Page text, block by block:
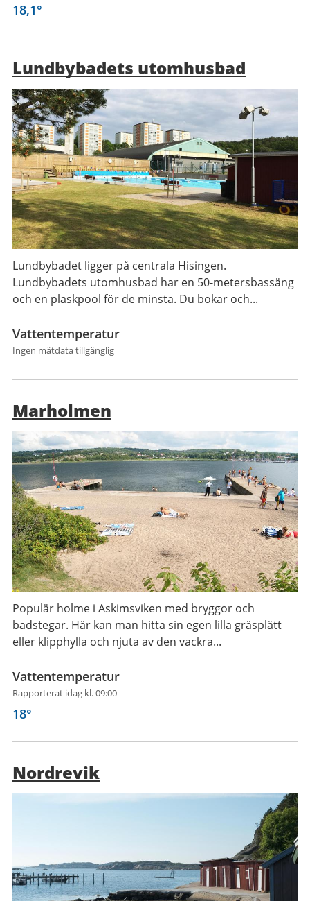
18,1°
Lundbybadets utomhusbad
Lundbybadet ligger på centrala Hisingen.
Lundbybadets utomhusbad har en 50-metersbassäng
och en plaskpool för de minsta. Du bokar och...
Vattentemperatur
Ingen mätdata tillgänglig
Marholmen
Populär holme i Askimsviken med bryggor och
badstegar. Här kan man hitta sin egen lilla gräsplätt
eller klipphylla och njuta av den vackra...
Vattentemperatur
Rapporterat idag kl. 09:00
18°
Nordrevik